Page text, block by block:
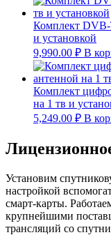
Комплект
и установкой
9,990.00 ₽ В
Комплект
на 1 тв и
5,249.00 ₽ В
Установим
настройкой
смарт-карты.
крупнейшими
трансляций со